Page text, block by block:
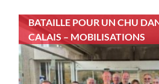
BATAILLE POUR UN CHU
CALAIS – MOBILISATIONS